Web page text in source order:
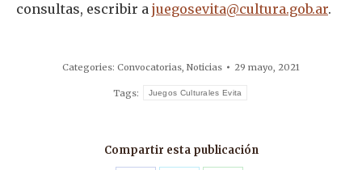
consultas, escribir a juegosevita@cultura.gob.ar.
Categories: Convocatorias, Noticias 29 mayo, 2021
Tags: Juegos Culturales Evita
Compartir esta publicación